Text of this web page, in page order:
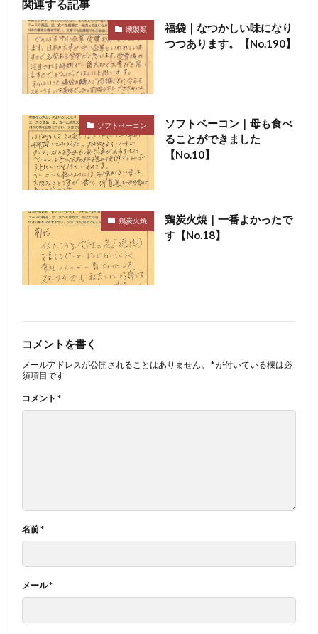
関連する記事
燻製類
福袋｜なつかしい味になり
つつあります。【No.190】
ソフトベーコン
ソフトベーコン｜母も食べ
ることができました
【No.10】
鶏炭火焼
鶏炭火焼｜一番よかったで
す【No.18】
コメントを書く
メールアドレスが公開されることはありません。 *が付いている欄は必
須項目です
コメント *
名前*
メール*